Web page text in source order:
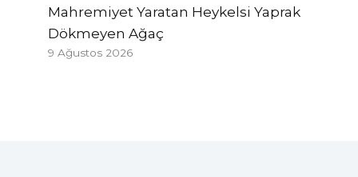
Mahremiyet Yaratan Heykelsi Yaprak
Dökmeyen Ağaç
9 Ağustos 2026